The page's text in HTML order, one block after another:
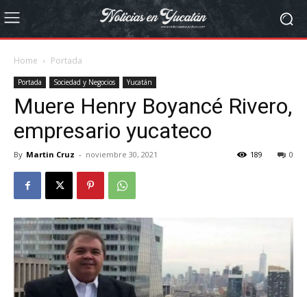
Home Portada
Portada Sociedad y Negocios Yucatán
Muere Henry Boyancé Rivero,
empresario yucateco
By Martin Cruz - noviembre 30, 2021 0
189